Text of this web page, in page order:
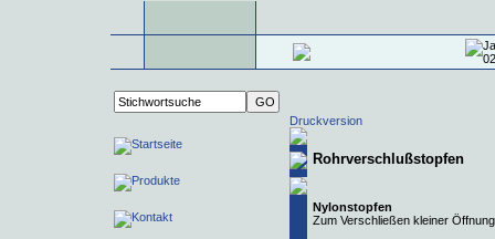
Druckversion
Rohrverschlußstopfen
Nylonstopfen
Zum Verschließen kleiner